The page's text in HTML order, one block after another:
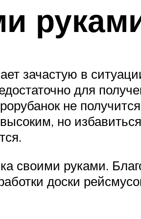
зачастую в
для
не
но
своими руками.
доски